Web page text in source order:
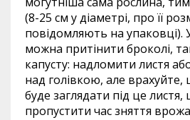
(8-25 см у діаметрі, про її
повідомляють на упаковці). У
можна притінити броколі,
капусту: надломити листя
над голівкою, але врахуйте,
буде заглядати під це
пропустити час зняття